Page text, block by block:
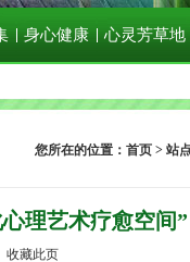
身心健康 心灵芳草地
您所在的位置：首页 > 站
理艺术疗愈空间”
收藏此页